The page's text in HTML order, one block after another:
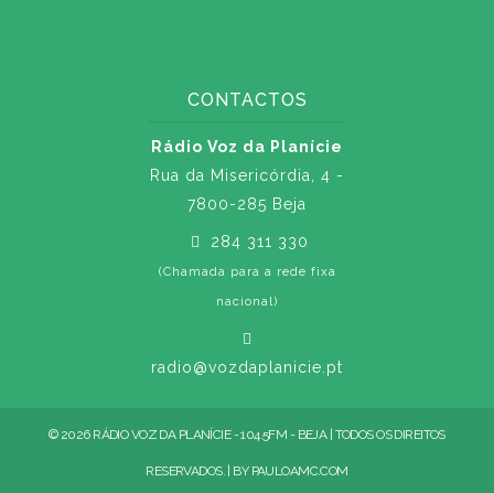
CONTACTOS
Rádio Voz da Planície
Rua da Misericórdia, 4 -
7800-285 Beja
284 311 330
(Chamada para a rede fixa
nacional)
radio@vozdaplanicie.pt
© 2026 RÁDIO VOZ DA PLANÍCIE - 104.5FM - BEJA | TODOS OS DIREITOS
RESERVADOS. | BY PAULOAMC.COM